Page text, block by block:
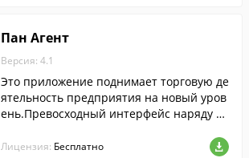
Пан Агент
Версия: 4.1
Это приложение поднимает торговую де
ятельность предприятия на новый уров
ень.Превосходный интерфейс наряду с
ся феноменальной скорости и удобства
Лицензия: Бесплатно